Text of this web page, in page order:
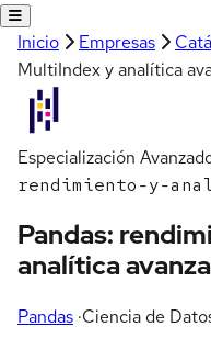
Inicio Empresas
MultiIndex y analítica
Especialización
rendimiento-y-
Pandas:
analítica
Pandas ·Ciencia de